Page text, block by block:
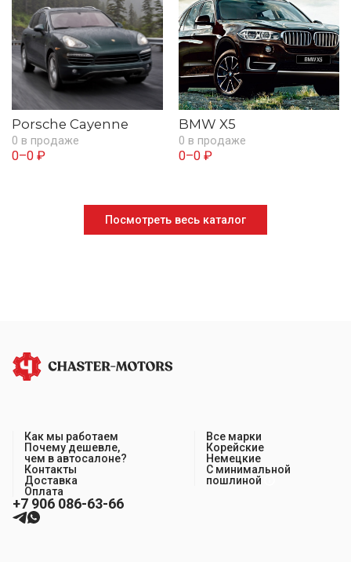
Porsche Cayenne
0 в продаже
0–0 ₽
BMW X5
0 в продаже
0–0 ₽
Посмотреть весь каталог
Как мы работаем
Почему дешевле,
чем в автосалоне?
Контакты
Доставка
Оплата
Все марки
Корейские
Немецкие
С минимальной
пошлиной
+7 906 086-63-66